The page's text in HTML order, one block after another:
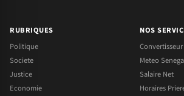
RUBRIQUES
Politique
Societe
Justice
Economie
NOS
Convertisseur
Meteo
Salaire Net
Horaires